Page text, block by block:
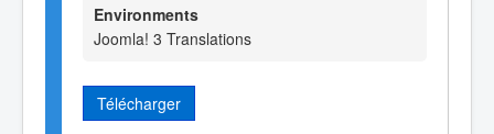
Environments
Joomla! 3 Translations
Télécharger